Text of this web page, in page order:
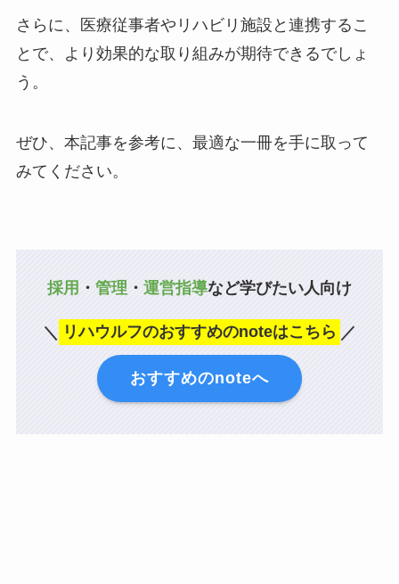
さらに、医療従事者やリハビリ施設と連携するこ
とで、より効果的な取り組みが期待できるでしょ
う。
ぜひ、本記事を参考に、最適な一冊を手に取って
みてください。
採用 ・ 管理 ・ 運営指導など学びたい人向け
＼ リハウルフのおすすめのnoteはこちら ／
おすすめのnoteへ